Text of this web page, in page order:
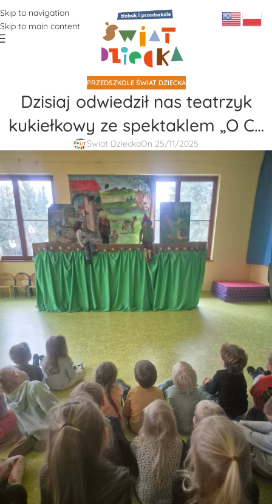
Skip to navigation
Skip to main content
PRZEDSZKOLE ŚWIAT DZIECKA
Dzisiaj odwiedził nas teatrzyk
kukiełkowy ze spektaklem „O C…
Świat DzieckaOn 25/11/2025